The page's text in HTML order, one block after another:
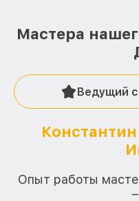
Мастера
Ведущий
Опыт работы
–